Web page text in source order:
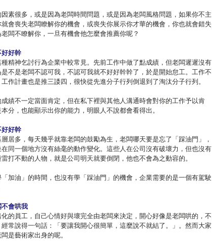
素很多，或是因為老闆時間問題，或是因為老闆風格問題，如果你不主
會喪失老闆瞭解你的機會，或喪失你展示你才華的機會，你也就會錯失
闆不瞭解你，一旦有機會他怎麼會推薦你呢？
好幹
精神乞討行為企業中較常見。先前工作中做了點成績，但老闆遲遲沒有
不是老闆不認可我，不認可我就不好好幹幹了，於是開始怠工。工作不
作計畫也是推三諉四，很快從先進分子行列倒退到了淘汰分子行列。
績不一定當面肯定，但在私下裡與其他人溝通時會對你的工作予以肯
分，也能顯示出你的能力，明眼人不說都會看得出。
好幹
居多，每天幾乎就靠老闆的鼓勵為生，老闆哪天要是忘了「踩油門」，
同一個地方沒有絲毫的動作變化。這些人在公司沒有破壞力，但也沒有
打不動的人物，就是公司明天就要倒閉，他也不會為之動容的。
加油」的時間，也沒有學「踩油門」的機會，企業需要的是一個有駕駛
會哄我
的員工，自己心情好與壞完全由老闆來決定，開心好像是老闆哄的，不
常說得一句話：「要讓我開心很簡單，這麼說不就結了。」。然而大家
是藝術家出身的呢。